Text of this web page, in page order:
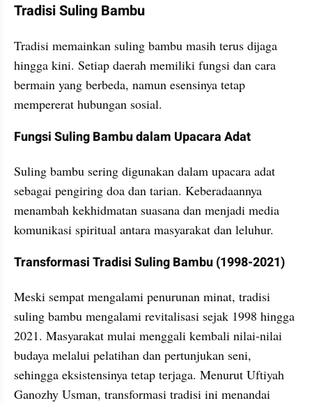
Tradisi Suling Bambu
Tradisi memainkan suling bambu masih terus dijaga
hingga kini. Setiap daerah memiliki fungsi dan cara
bermain yang berbeda, namun esensinya tetap
mempererat hubungan sosial.
Fungsi Suling Bambu dalam Upacara Adat
Suling bambu sering digunakan dalam upacara adat
sebagai pengiring doa dan tarian. Keberadaannya
menambah kekhidmatan suasana dan menjadi media
komunikasi spiritual antara masyarakat dan leluhur.
Transformasi Tradisi Suling Bambu (1998-2021)
Meski sempat mengalami penurunan minat, tradisi
suling bambu mengalami revitalisasi sejak 1998 hingga
2021. Masyarakat mulai menggali kembali nilai-nilai
budaya melalui pelatihan dan pertunjukan seni,
sehingga eksistensinya tetap terjaga. Menurut Uftiyah
Ganozhy Usman, transformasi tradisi ini menandai